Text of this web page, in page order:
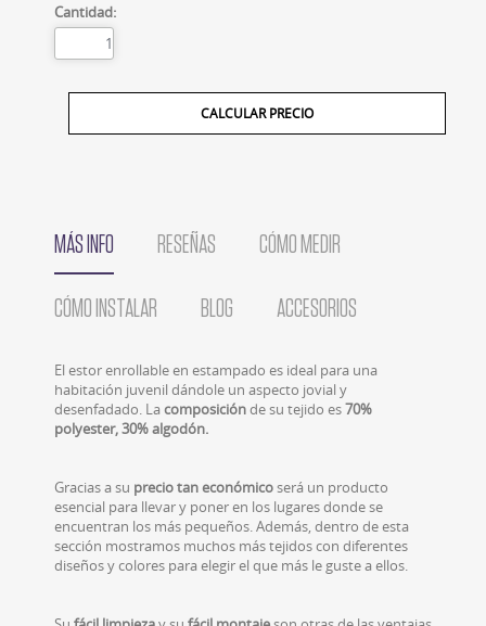
Cantidad:
MÁS INFO RESEÑAS CÓMO MEDIR
CÓMO INSTALAR BLOG ACCESORIOS
El estor enrollable en estampado es ideal para una
habitación juvenil dándole un aspecto jovial y
desenfadado. La composiciónde su tejido es70%
polyester, 30% algodón.
Gracias a su precio tan económicoserá un producto
esencial para llevar y poner en los lugares donde se
encuentran los más pequeños. Además, dentro de esta
sección mostramos muchos más tejidos con diferentes
diseños y colores para elegir el que más le guste a ellos.